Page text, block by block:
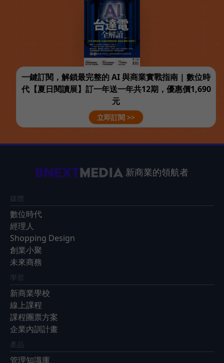
一鍵訂閱，解鎖最完整的 AI 與商業實戰指南 | 數位時
代【夏日閱讀展】訂一年送一年共12期，優惠價1,690
元
立即訂閱 >>
新商業的領航者
媒體
數位時代
經理人
Shopping Design
創業小聚
未來商務
學習
新商業學校
線上課程
課程團票方案
企業內訓計畫
產品
管理知識庫